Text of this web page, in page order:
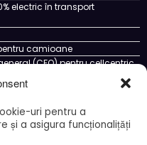
uri pentru a
și a asigura funcționalițăți
european
electric în transport
camioane
(CFO) pentru cellcentric